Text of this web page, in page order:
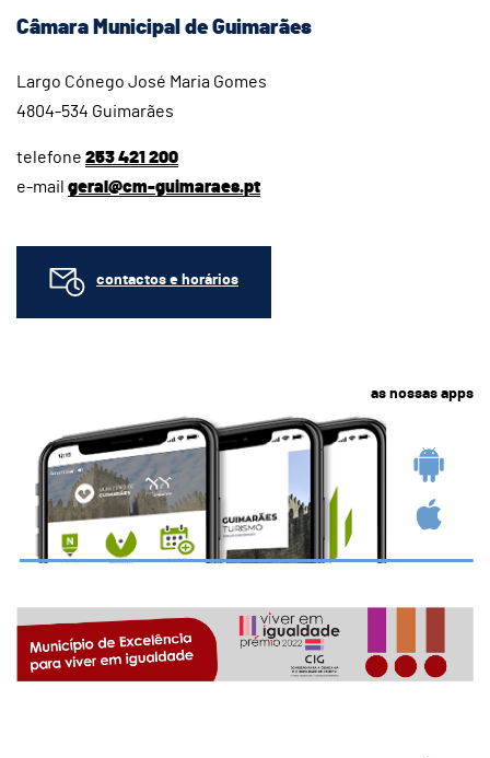
Câmara Municipal de Guimarães
Largo Cónego José Maria Gomes
4804-534 Guimarães
telefone 253 421 200
e-mail geral@cm-guimaraes.pt
contactos e horários
as nossas apps